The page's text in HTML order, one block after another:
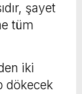
şayet
tüm
iki
dökecek